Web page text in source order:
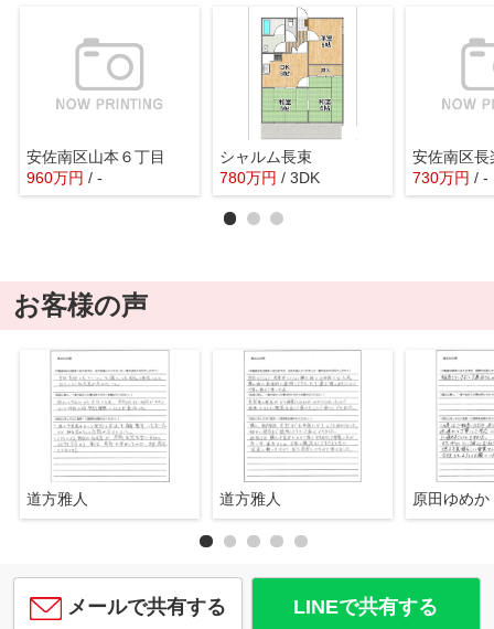
安佐南区山本６丁目
960万円 / -
シャルム長束
780万円 / 3DK
安佐南区長
730万円 / -
お客様の声
道方雅人 道方雅人 原田ゆめか
メールで共有する LINEで共有する